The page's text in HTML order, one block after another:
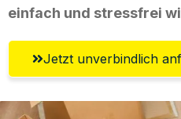
einfach und stressfrei
Jetzt unverbindlich